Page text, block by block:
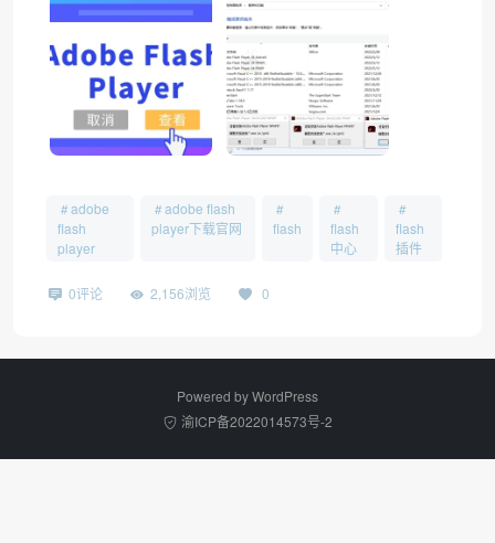
adobe
flash
player
adobe flash
player下载官网
flash
flash
中心
flash
插件
0评论 2,156浏览 0
Powered byWordPress
渝ICP备2022014573号-2